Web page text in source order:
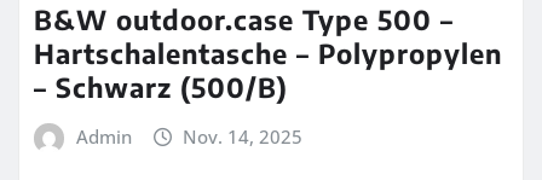
B&W outdoor.case Type 500 –
Hartschalentasche – Polypropylen
– Schwarz (500/B)
Admin Nov. 14, 2025